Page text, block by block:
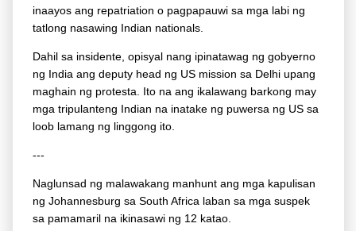
inaayos ang repatriation o pagpapauwi sa mga labi ng
tatlong nasawing Indian nationals.
Dahil sa insidente, opisyal nang ipinatawag ng gobyerno
ng India ang deputy head ng US mission sa Delhi upang
maghain ng protesta. Ito na ang ikalawang barkong may
mga tripulanteng Indian na inatake ng puwersa ng US sa
loob lamang ng linggong ito.
---
Naglunsad ng malawakang manhunt ang mga kapulisan
ng Johannesburg sa South Africa laban sa mga suspek
sa pamamaril na ikinasawi ng 12 katao.